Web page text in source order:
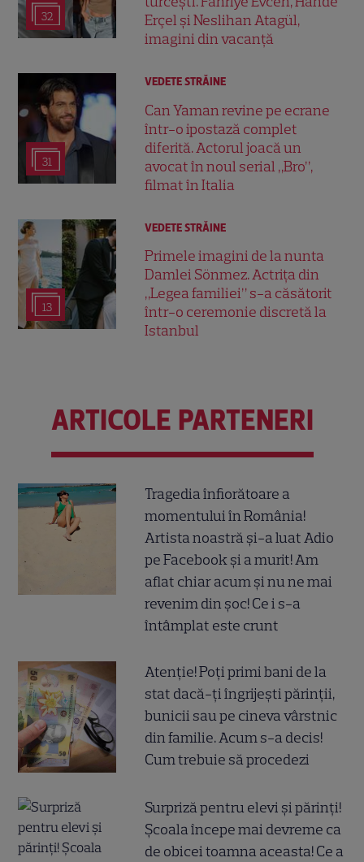
32
Erçel și Neslihan Atagül,
imagini din vacanță
31
VEDETE STRĂINE
Can Yaman revine pe ecrane
într-o ipostază complet
diferită. Actorul joacă un
avocat în noul serial „Bro”,
filmat în Italia
13
VEDETE STRĂINE
Primele imagini de la nunta
Damlei Sönmez. Actrița din
„Legea familiei” s-a căsătorit
într-o ceremonie discretă la
Istanbul
ARTICOLE PARTENERI
Tragedia înfiorătoare a
momentului în România!
Artista noastră și-a luat Adio
pe Facebook și a murit! Am
aflat chiar acum și nu ne mai
revenim din șoc! Ce i s-a
întâmplat este crunt
Atenție! Poți primi bani de la
stat dacă-ți îngrijești părinții,
bunicii sau pe cineva vârstnic
din familie. Acum s-a decis!
Cum trebuie să procedezi
Surpriză pentru elevi și părinți!
Școala începe mai devreme ca
de obicei toamna aceasta! Ce a